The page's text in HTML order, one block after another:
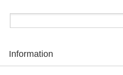
Information